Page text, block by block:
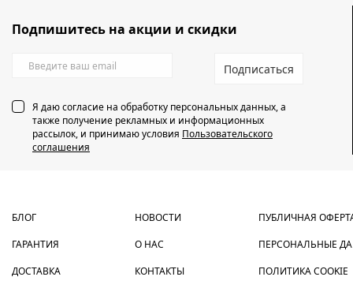
Подпишитесь на акции и скидки
Подписаться
Я даю согласие на обработку персональных данных, а
также получение рекламных и информационных
рассылок, и принимаю условия Пользовательского
соглашения
БЛОГ
ГАРАНТИЯ
ДОСТАВКА
НОВОСТИ
О НАС
КОНТАКТЫ
ПУБЛИЧНАЯ
ПЕРСОНАЛЬНЫЕ
ПОЛИТИКА COOKIE